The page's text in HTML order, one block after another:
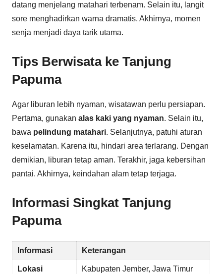
datang menjelang matahari terbenam. Selain itu, langit
sore menghadirkan warna dramatis. Akhirnya, momen
senja menjadi daya tarik utama.
Tips Berwisata ke Tanjung
Papuma
Agar liburan lebih nyaman, wisatawan perlu persiapan.
Pertama, gunakan alas kaki yang nyaman. Selain itu,
bawa pelindung matahari. Selanjutnya, patuhi aturan
keselamatan. Karena itu, hindari area terlarang. Dengan
demikian, liburan tetap aman. Terakhir, jaga kebersihan
pantai. Akhirnya, keindahan alam tetap terjaga.
Informasi Singkat Tanjung
Papuma
Informasi Keterangan
Lokasi Kabupaten Jember, Jawa Timur